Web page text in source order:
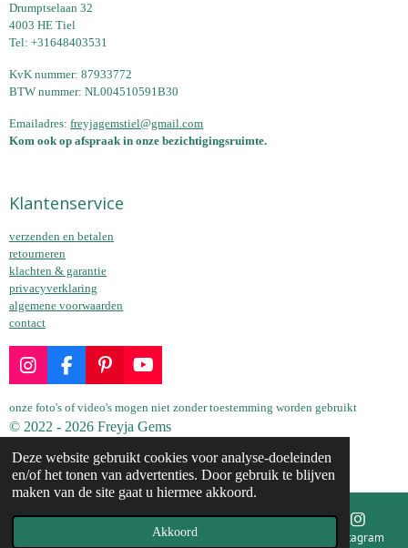
Deze website gebruikt cookies voor analyse-doeleinden
en/of het tonen van advertenties. Door gebruik te blijven
maken van de site gaat u hiermee akkoord.
Akkoord
Drumptselaan 32
4003 HE Tiel
Tel: +31648403531
KvK nummer: 87933772
BTW nummer: NL004510591B30
Emailadres: freyjagemstiel@gmail.com
Kom ook op afspraak in onze bezichtigingsruimte.
Klantenservice
verzenden en betalen
retourneren
klachten & garantie
privacyverklaring
algemene voorwaarden
contact
I
s
t
a
g
r
a
F
c
e
b
o
o
k
P
n
t
e
r
e
s
Y
u
T
u
b
e
onze foto's of video's mogen niet zonder toestemming worden gebruikt
© 2022 - 2026 Freyja Gems
Powered by JouwWeb
Telefoonnummer Instagram